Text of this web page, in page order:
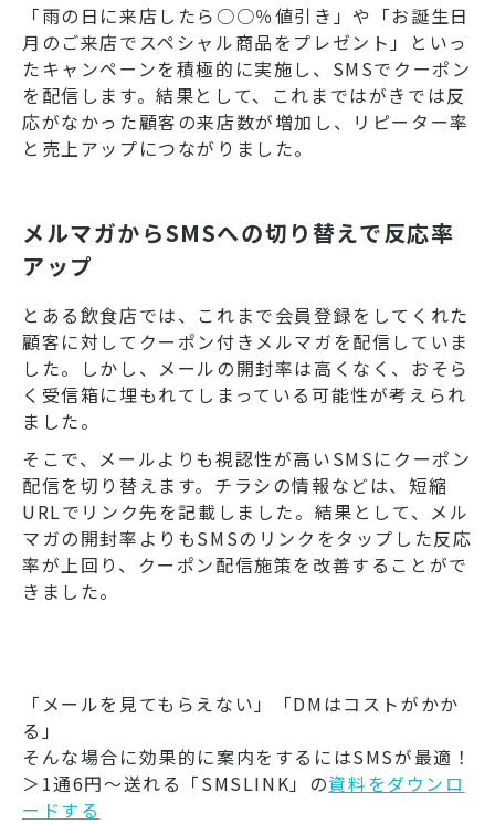
「雨の日に来店したら○○％値引き」や「お誕生日
月のご来店でスペシャル商品をプレゼント」といっ
たキャンペーンを積極的に実施し、SMSでクーポン
を配信します。結果として、これまではがきでは反
応がなかった顧客の来店数が増加し、リピーター率
と売上アップにつながりました。
メルマガからSMSへの切り替えで反応率
アップ
とある飲食店では、これまで会員登録をしてくれた
顧客に対してクーポン付きメルマガを配信していま
した。しかし、メールの開封率は高くなく、おそら
く受信箱に埋もれてしまっている可能性が考えられ
ました。
そこで、メールよりも視認性が高いSMSにクーポン
配信を切り替えます。チラシの情報などは、短縮
URLでリンク先を記載しました。結果として、メル
マガの開封率よりもSMSのリンクをタップした反応
率が上回り、クーポン配信施策を改善することがで
きました。
「メールを見てもらえない」「DMはコストがかか
る」
そんな場合に効果的に案内をするにはSMSが最適！
＞1通6円～送れる「SMSLINK」の資料をダウンロ
ードする